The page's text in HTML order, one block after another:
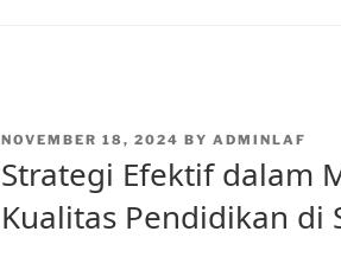
POSTED
NOVEMBER 18, 2024 BY ADMINLAF
Strategi Efektif dalam
Kualitas Pendidikan di